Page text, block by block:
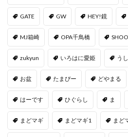
GATE GW HEY!鏡
MJ箱崎 OPA千鳥橋
zukyun いろはに愛姫 う
お盆 たまぴー どやまる
はーです ひぐらし ま
まどマギ まどマギ1 まど